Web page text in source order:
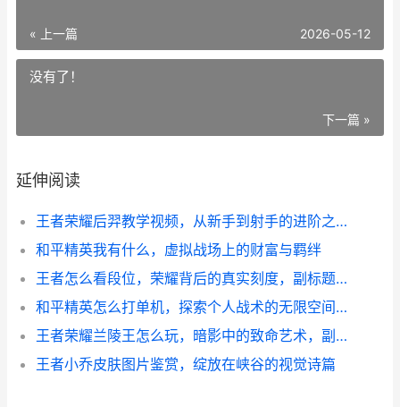
« 上一篇 2026-05-12
没有了！
下一篇 »
延伸阅读
王者荣耀后羿教学视频，从新手到射手的进阶之路
和平精英我有什么，虚拟战场上的财富与羁绊
王者怎么看段位，荣耀背后的真实刻度，副标题，段位迷雾与实力明镜
和平精英怎么打单机，探索个人战术的无限空间，副标题，单人模式深度战术与心法指南
王者荣耀兰陵王怎么玩，暗影中的致命艺术，副标题，掌握隐身与爆发的刺客精髓
王者小乔皮肤图片鉴赏，绽放在峡谷的视觉诗篇